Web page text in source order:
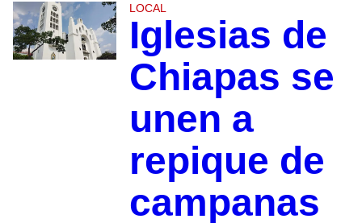
LOCAL
Iglesias de
Chiapas se
unen a
repique de
campanas